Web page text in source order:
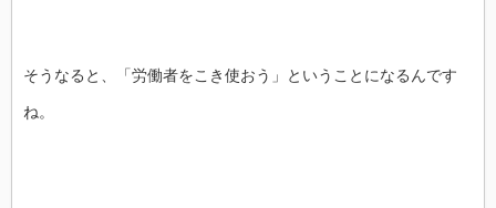
そうなると、「労働者をこき使おう」ということになるんです
ね。